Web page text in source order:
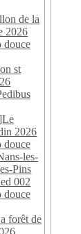
de la
2026
douce
st
2026
douce
les-
Pins
002
douce
forêt de